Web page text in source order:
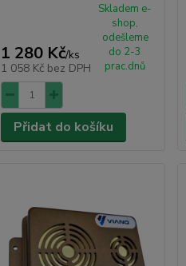
1 280 Kč/ks
1 058 Kč bez DPH
Skladem e-
shop,
odešleme
do 2-3
prac.dnů
Přidat do košíku